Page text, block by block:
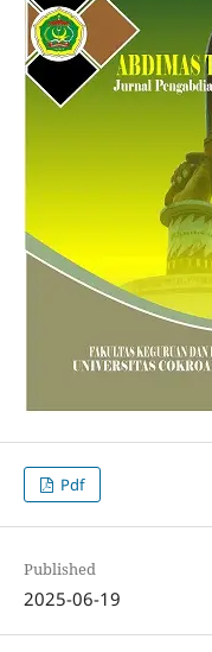
Pdf
Published
2025-06-19